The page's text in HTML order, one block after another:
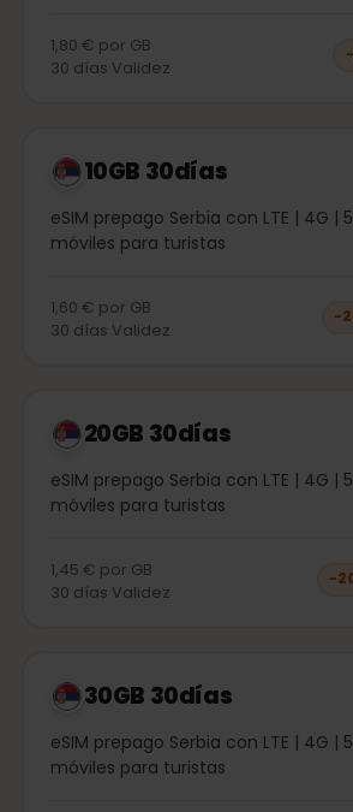
1,80 € por GB
30 días Validez
−
10GB 30días
eSIM prepago Serbia con LTE | 4G |
móviles para turistas
1,60 € por GB
30 días Validez
−
20GB 30días
eSIM prepago Serbia con LTE | 4G |
móviles para turistas
1,45 € por GB
30 días Validez
−
30GB 30días
eSIM prepago Serbia con LTE | 4G |
móviles para turistas